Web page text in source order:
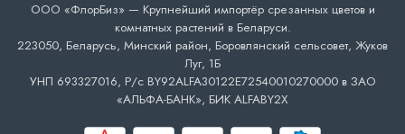
ООО «ФлорБиз» — Крупнейший импортёр срезанных цветов и
комнатных растений в Беларуси.
223050, Беларусь, Минский район, Боровлянский сельсовет, Жуков
Луг, 1Б
УНП 693327016, Р/с BY92ALFA30122E72540010270000 в ЗАО
«АЛЬФА-БАНК», БИК ALFABY2X